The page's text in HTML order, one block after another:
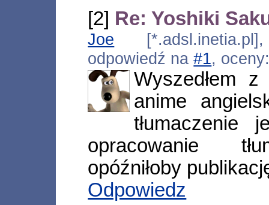
[2] Re: Yoshiki
Joe
odpowiedź na#1,
Wyszedłem
anime
tłumaczenie
opracowanie
opóźniłoby
Odpowiedz